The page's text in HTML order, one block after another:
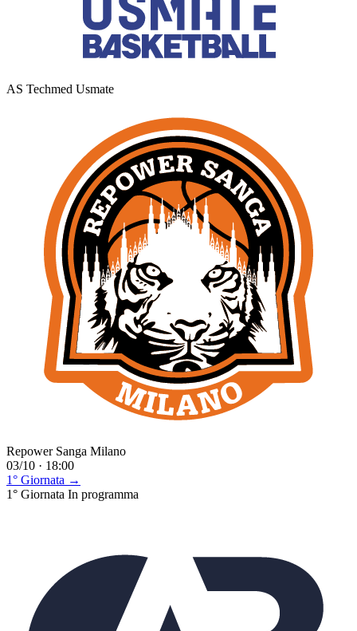
AS Techmed Usmate
Repower Sanga Milano
03/10 · 18:00
1° Giornata →
1° Giornata In programma